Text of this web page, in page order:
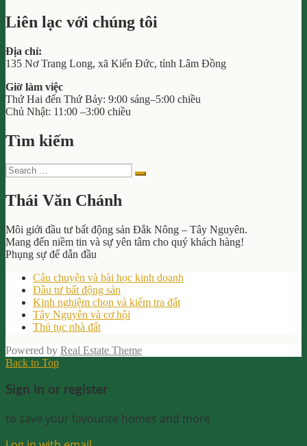
Con
Theo
Các
Phí
Cần
Biết”
Liên lạc với chúng tôi
Địa chỉ:
135 Nơ Trang Long, xã Kiến Đức, tỉnh Lâm Đồng
Giờ làm việc
Thứ Hai đến Thứ Bảy: 9:00 sáng–5:00 chiều
Chủ Nhật: 11:00 –3:00 chiều
Tìm kiếm
Search
for:
Search
Thái Văn Chánh
Môi giới đầu tư bất động sản Đắk Nông – Tây Nguyên.
Mang đến niềm tin và sự yên tâm cho quý khách hàng!
Phụng sự để dẫn đầu
Câu chuyện và bài học kinh doanh
Đầu tư bất động sản
Kinh nghiệm chọn và kiểm tra đất
Tây Nguyên và cơ hội
Thủ tục nhà đất
Powered by Real Estate Theme
Back to Top
Sign in or register
to save your favourite homes and more